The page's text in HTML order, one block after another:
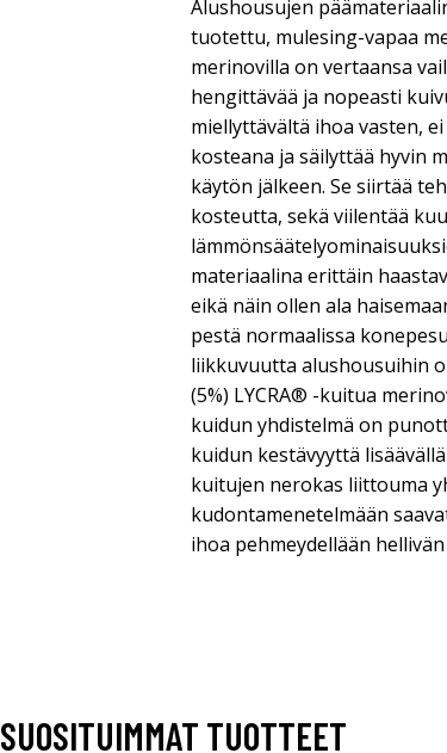
Alushousujen
tuotettu, mulesing-vapaa
merinovilla on vertaansa
hengittävää ja nopeasti
miellyttävältä ihoa vasten,
kosteana ja säilyttää hyvin
käytön jälkeen. Se siirtää
kosteutta, sekä viilentää
materiaalina erittäin
eikä näin ollen ala
pestä normaalissa
liikkuvuutta alushousuihin
(5%) LYCRA® -kuitua
kuidun yhdistelmä on
kuidun kestävyyttä
kuitujen nerokas liittouma
kudontamenetelmään
ihoa pehmeydellään
SUOSITUIMMAT TUOTTEET